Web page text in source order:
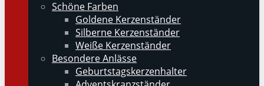
Schöne Farben
Goldene Kerzenständer
Silberne Kerzenständer
Weiße Kerzenständer
Besondere Anlässe
Geburtstagskerzenhalter